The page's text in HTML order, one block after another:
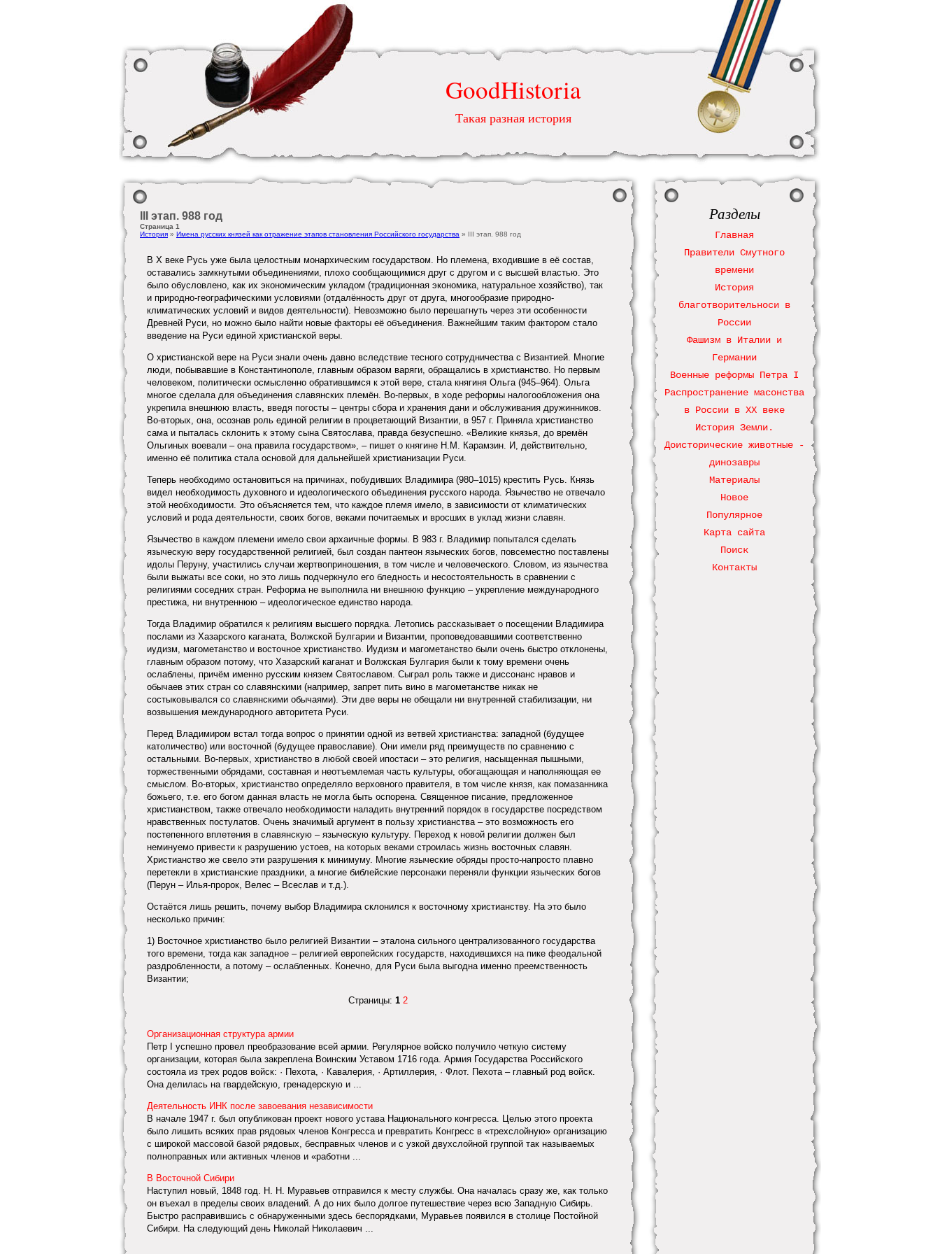
GoodHistoria
Такая разная история
III этап. 988 год
Страница 1
История » Имена русских князей как отражение этапов становления Российского государства » III этап. 988 год
В X веке Русь уже была целостным монархическим государством. Но племена, входившие в её состав,
оставались замкнутыми объединениями, плохо сообщающимися друг с другом и с высшей властью. Это
было обусловлено, как их экономическим укладом (традиционная экономика, натуральное хозяйство), так
и природно-географическими условиями (отдалённость друг от друга, многообразие природно-
климатических условий и видов деятельности). Невозможно было перешагнуть через эти особенности
Древней Руси, но можно было найти новые факторы её объединения. Важнейшим таким фактором стало
введение на Руси единой христианской веры.
О христианской вере на Руси знали очень давно вследствие тесного сотрудничества с Византией. Многие
люди, побывавшие в Константинополе, главным образом варяги, обращались в христианство. Но первым
человеком, политически осмысленно обратившимся к этой вере, стала княгиня Ольга (945–964). Ольга
многое сделала для объединения славянских племён. Во-первых, в ходе реформы налогообложения она
укрепила внешнюю власть, введя погосты – центры сбора и хранения дани и обслуживания дружинников.
Во-вторых, она, осознав роль единой религии в процветающий Византии, в 957 г. Приняла христианство
сама и пыталась склонить к этому сына Святослава, правда безуспешно. «Великие князья, до времён
Ольгиных воевали – она правила государством», – пишет о княгине Н.М. Карамзин. И, действительно,
именно её политика стала основой для дальнейшей христианизации Руси.
Теперь необходимо остановиться на причинах, побудивших Владимира (980–1015) крестить Русь. Князь
видел необходимость духовного и идеологического объединения русского народа. Язычество не отвечало
этой необходимости. Это объясняется тем, что каждое племя имело, в зависимости от климатических
условий и рода деятельности, своих богов, веками почитаемых и вросших в уклад жизни славян.
Язычество в каждом племени имело свои архаичные формы. В 983 г. Владимир попытался сделать
языческую веру государственной религией, был создан пантеон языческих богов, повсеместно поставлены
идолы Перуну, участились случаи жертвоприношения, в том числе и человеческого. Словом, из язычества
были выжаты все соки, но это лишь подчеркнуло его бледность и несостоятельность в сравнении с
религиями соседних стран. Реформа не выполнила ни внешнюю функцию – укрепление международного
престижа, ни внутреннюю – идеологическое единство народа.
Тогда Владимир обратился к религиям высшего порядка. Летопись рассказывает о посещении Владимира
послами из Хазарского каганата, Волжской Булгарии и Византии, проповедовавшими соответственно
иудизм, магометанство и восточное христианство. Иудизм и магометанство были очень быстро отклонены,
главным образом потому, что Хазарский каганат и Волжская Булгария были к тому времени очень
ослаблены, причём именно русским князем Святославом. Сыграл роль также и диссонанс нравов и
обычаев этих стран со славянскими (например, запрет пить вино в магометанстве никак не
состыковывался со славянскими обычаями). Эти две веры не обещали ни внутренней стабилизации, ни
возвышения международного авторитета Руси.
Перед Владимиром встал тогда вопрос о принятии одной из ветвей христианства: западной (будущее
католичество) или восточной (будущее православие). Они имели ряд преимуществ по сравнению с
остальными. Во-первых, христианство в любой своей ипостаси – это религия, насыщенная пышными,
торжественными обрядами, составная и неотъемлемая часть культуры, обогащающая и наполняющая ее
смыслом. Во-вторых, христианство определяло верховного правителя, в том числе князя, как помазанника
божьего, т.е. его богом данная власть не могла быть оспорена. Священное писание, предложенное
христианством, также отвечало необходимости наладить внутренний порядок в государстве посредством
нравственных постулатов. Очень значимый аргумент в пользу христианства – это возможность его
постепенного вплетения в славянскую – языческую культуру. Переход к новой религии должен был
неминуемо привести к разрушению устоев, на которых веками строилась жизнь восточных славян.
Христианство же свело эти разрушения к минимуму. Многие языческие обряды просто-напросто плавно
перетекли в христианские праздники, а многие библейские персонажи переняли функции языческих богов
(Перун – Илья-пророк, Велес – Всеслав и т.д.).
Остаётся лишь решить, почему выбор Владимира склонился к восточному христианству. На это было
несколько причин:
1) Восточное христианство было религией Византии – эталона сильного централизованного государства
того времени, тогда как западное – религией европейских государств, находившихся на пике феодальной
раздробленности, а потому – ослабленных. Конечно, для Руси была выгодна именно преемственность
Византии;
Страницы: 1 2
Организационная структура армии
Петр I успешно провел преобразование всей армии. Регулярное войско получило четкую систему
организации, которая была закреплена Воинским Уставом 1716 года. Армия Государства Российского
состояла из трех родов войск: · Пехота, · Кавалерия, · Артиллерия, · Флот. Пехота – главный род войск.
Она делилась на гвардейскую, гренадерскую и ...
Деятельность ИНК после завоевания независимости
В начале 1947 г. был опубликован проект нового устава Национального конгресса. Целью этого проекта
было лишить всяких прав рядовых членов Конгресса и превратить Конгресс в «трехслойную» организацию
с широкой массовой базой рядовых, бесправных членов и с узкой двухслойной группой так называемых
полноправных или активных членов и «работни ...
В Восточной Сибири
Наступил новый, 1848 год. Н. Н. Муравьев отправился к месту службы. Она началась сразу же, как только
он въехал в пределы своих владений. А до них было долгое путешествие через всю Западную Сибирь.
Быстро расправившись с обнаруженными здесь беспорядками, Муравьев появился в столице Постойной
Сибири. На следующий день Николай Николаевич ...
Разделы
Главная
Правители Смутного
времени
История
благотворительноси в
России
Фашизм в Италии и
Германии
Военные реформы Петра І
Распространение масонства
в России в ХХ веке
История Земли.
Доисторические животные -
динозавры
Материалы
Новое
Популярное
Карта сайта
Поиск
Контакты